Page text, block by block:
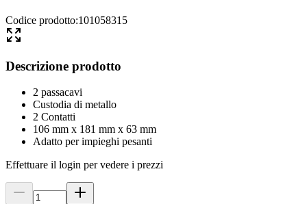
Codice prodotto:101058315
Descrizione prodotto
2 passacavi
Custodia di metallo
2 Contatti
106 mm x 181 mm x 63 mm
Adatto per impieghi pesanti
Effettuare il login per vedere i prezzi